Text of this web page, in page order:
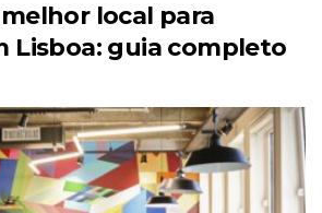
local para
Lisboa: guia completo